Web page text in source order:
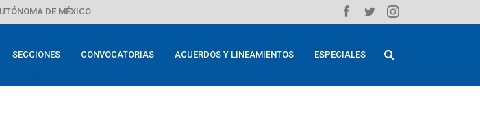
DE MÉXICO
SECCIONES CONVOCATORIAS ACUERDOS Y LINEAMIENTOS ESPECIALES